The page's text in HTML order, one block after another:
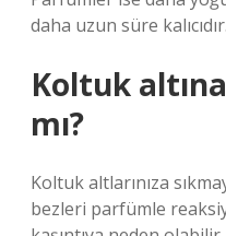
daha uzun süre kalıcıdır.
Koltuk
mı?
Koltuk altlarınıza
bezleri parfümle